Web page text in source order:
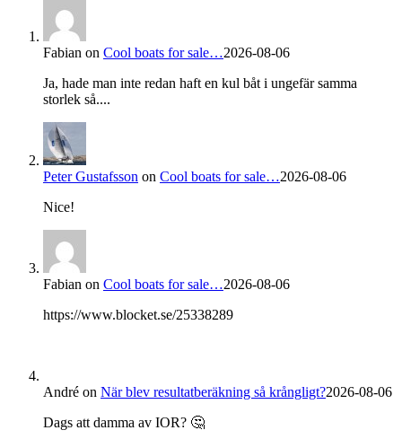
Fabian on Cool boats for sale…2026-08-06
Ja, hade man inte redan haft en kul båt i ungefär samma
storlek så....
Peter Gustafsson on Cool boats for sale…2026-08-06
Nice!
Fabian on Cool boats for sale…2026-08-06
https://www.blocket.se/25338289
André on När blev resultatberäkning så krångligt?2026-08-06
Dags att damma av IOR? 🤔